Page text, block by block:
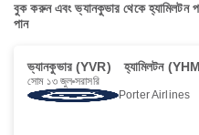
বুক করুন এবং ভ্যানকুভার থেকে
পান
ভ্যানকুভার (YVR) হ্যামিলটন
সোম ১৩ জুল সরাসরি
Porter Airlines